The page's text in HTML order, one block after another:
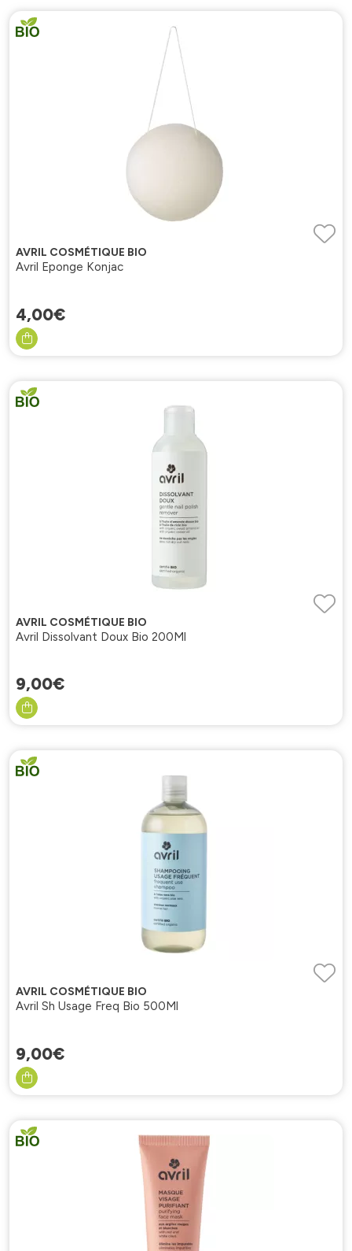
AVRIL COSMÉTIQUE BIO
Avril Eponge Konjac
4,00€
AVRIL COSMÉTIQUE BIO
Avril Dissolvant Doux Bio 200Ml
9,00€
AVRIL COSMÉTIQUE BIO
Avril Sh Usage Freq Bio 500Ml
9,00€